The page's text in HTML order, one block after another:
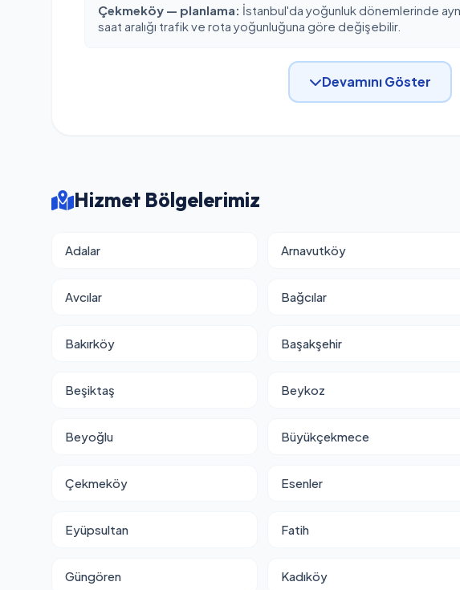
Çekmeköy — planlama: İstanbul'da yoğunluk dönemlerinde
saat aralığı trafik ve rota yoğunluğuna göre değişebilir.
Devamını Göster
Hizmet Bölgelerimiz
Adalar Arnavutköy
Avcılar Bağcılar
Bakırköy Başakşehir
Beşiktaş Beykoz
Beyoğlu Büyükçekmece
Çekmeköy Esenler
Eyüpsultan Fatih
Güngören Kadıköy